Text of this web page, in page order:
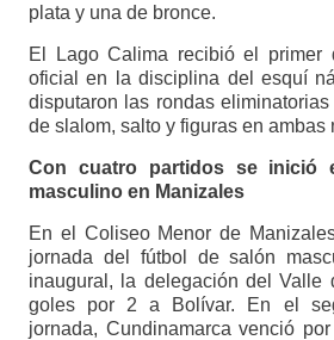
plata y una de bronce.
El Lago Calima recibió el primer
oficial en la disciplina del esquí
disputaron las rondas
de slalom, salto y figuras en ambas
Con cuatro partidos se inició
masculino en Manizales
En el Coliseo Menor de
jornada del fútbol de salón
inaugural, la delegación del Valle
goles por 2 a Bolívar. En el
jornada, Cundinamarca venció